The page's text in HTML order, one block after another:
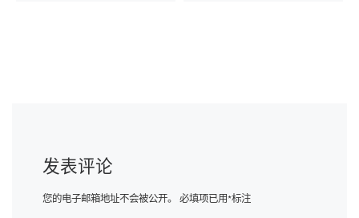
发表评论
您的电子邮箱地址不会被公开。 必填项已用*标注